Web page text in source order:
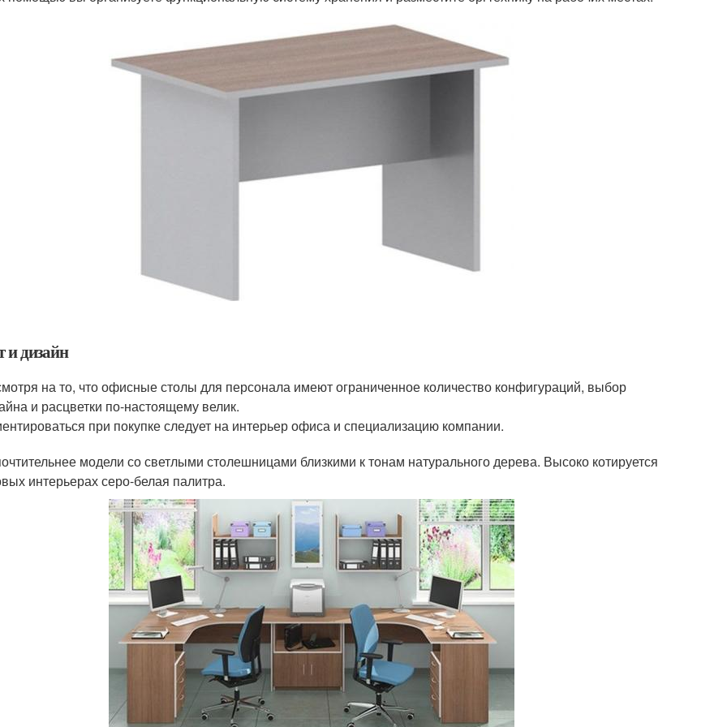
и дизайн
на то, что офисные столы для персонала имеют ограниченное количество конфигураций, выбор
и расцветки по-настоящему велик.
при покупке следует на интерьер офиса и специализацию компании.
модели со светлыми столешницами близкими к тонам натурального дерева. Высоко котируется
интерьерах серо-белая палитра.